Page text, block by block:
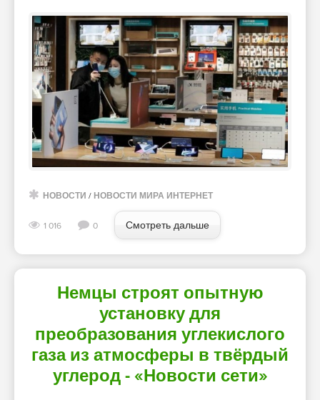
НОВОСТИ / НОВОСТИ МИРА ИНТЕРНЕТ
1 016 0 Смотреть дальше
Немцы строят опытную
установку для
преобразования углекислого
газа из атмосферы в твёрдый
углерод - «Новости сети»